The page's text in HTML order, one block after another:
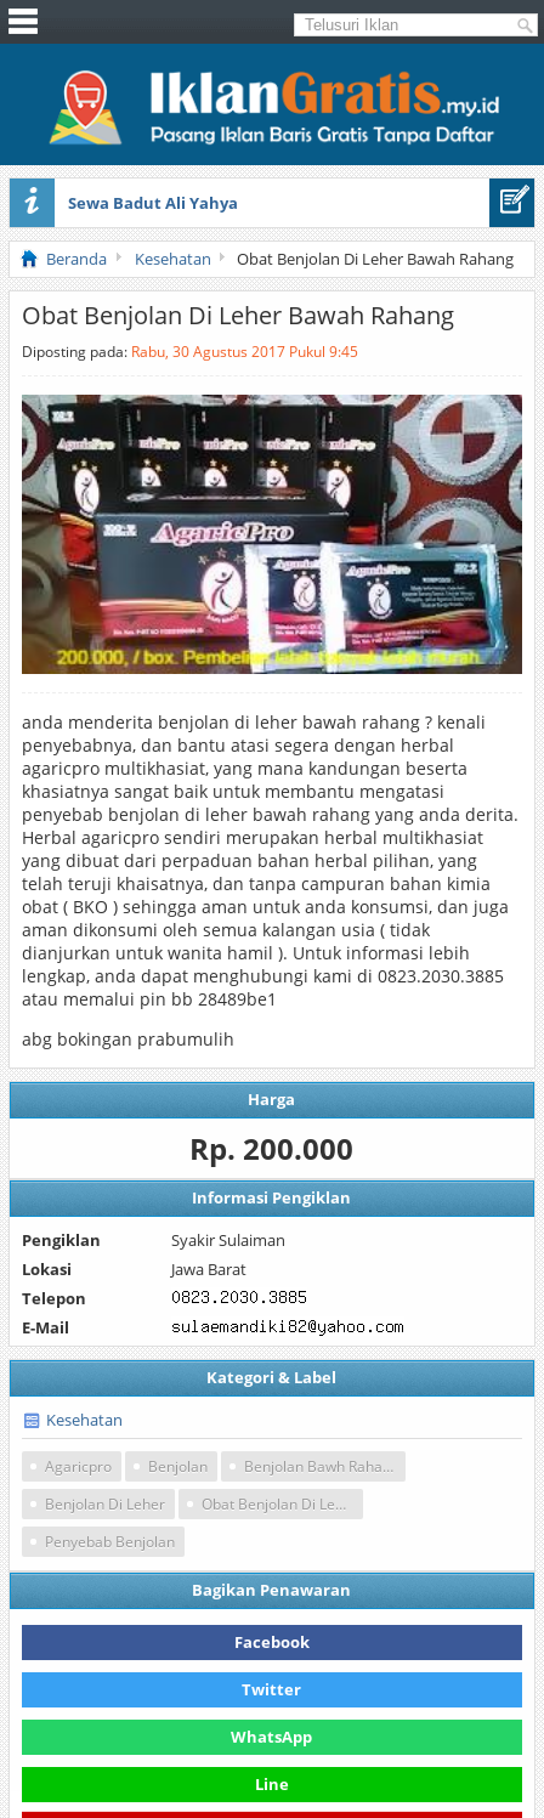
Sewa Badut Ali Yahya
Honda Brio 1.3 E AT CBU 2012 Putih
Beranda Kesehatan Obat Benjolan Di Leher Bawah Rahang
Obat Benjolan Di Leher Bawah Rahang
Diposting pada: Rabu, 30 Agustus 2017 Pukul 9:45
anda menderita benjolan di leher bawah rahang ? kenali
penyebabnya, dan bantu atasi segera dengan herbal
agaricpro multikhasiat, yang mana kandungan beserta
khasiatnya sangat baik untuk membantu mengatasi
penyebab benjolan di leher bawah rahang yang anda derita.
Herbal agaricpro sendiri merupakan herbal multikhasiat
yang dibuat dari perpaduan bahan herbal pilihan, yang
telah teruji khaisatnya, dan tanpa campuran bahan kimia
obat ( BKO ) sehingga aman untuk anda konsumsi, dan juga
aman dikonsumi oleh semua kalangan usia ( tidak
dianjurkan untuk wanita hamil ). Untuk informasi lebih
lengkap, anda dapat menghubungi kami di 0823.2030.3885
atau memalui pin bb 28489be1
abg bokingan prabumulih
Harga
Rp. 200.000
Informasi Pengiklan
Pengiklan
Syakir Sulaiman
Lokasi
Jawa Barat
Telepon
E-Mail
Kategori & Label
Kesehatan
Agaricpro Benjolan
Benjolan Bawh Rahang
Benjolan Di Leher
Obat Benjolan Di Leher
Penyebab Benjolan
Bagikan Penawaran
Facebook
Twitter
WhatsApp
Line